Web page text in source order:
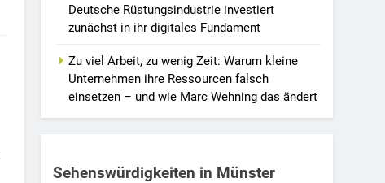
Deutsche Rüstungsindustrie investiert
zunächst in ihr digitales Fundament
Zu viel Arbeit, zu wenig Zeit: Warum kleine
Unternehmen ihre Ressourcen falsch
einsetzen – und wie Marc Wehning das ändert
Sehenswürdigkeiten in Münster